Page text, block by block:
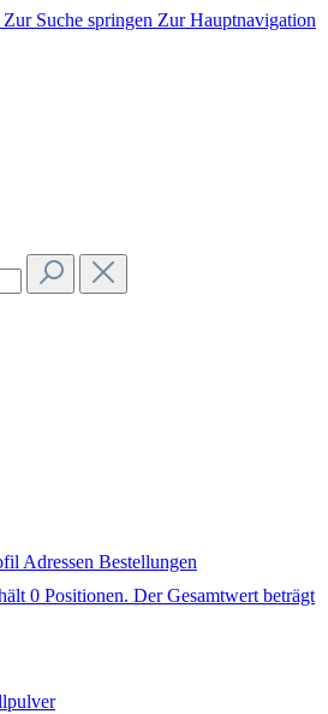
Zur Suche springen Zur Hauptnavigation
Adressen Bestellungen
0 Positionen. Der Gesamtwert beträgt